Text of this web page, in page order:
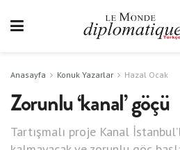
Anasayfa Konuk Yazarlar Hazal Ocak
Zorunlu ‘kanal’ göçü
Tartışmalı proje Kanal